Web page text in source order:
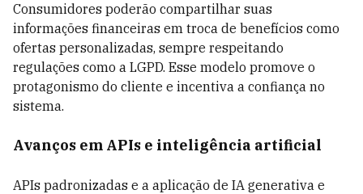
Consumidores poderão compartilhar suas
informações financeiras em troca de benefícios como
ofertas personalizadas, sempre respeitando
regulações como a LGPD. Esse modelo promove o
protagonismo do cliente e incentiva a confiança no
sistema.
Avanços em APIs e inteligência artificial
APIs padronizadas e a aplicação de IA generativa e